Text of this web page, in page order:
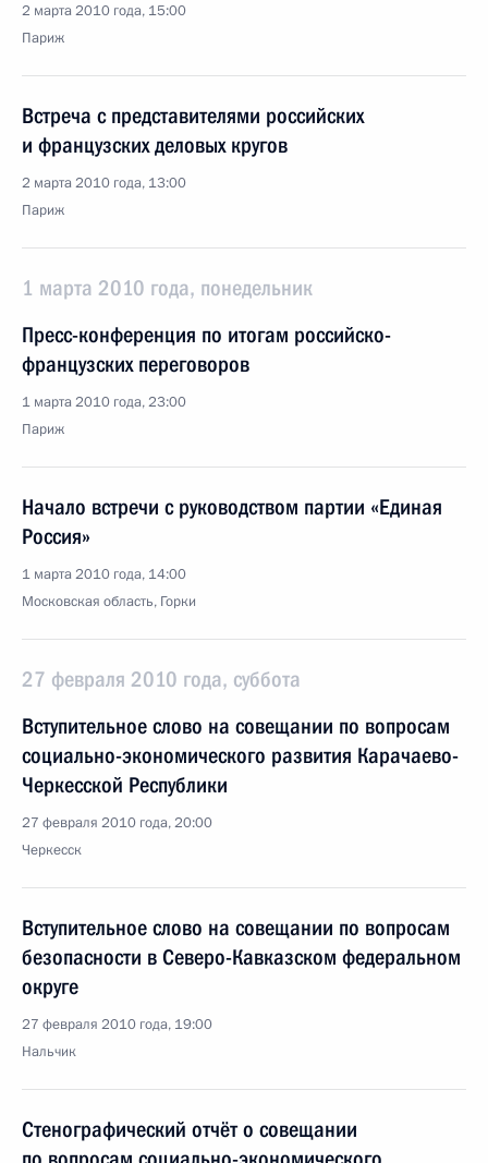
2 марта 2010 года, 15:00
Париж
Встреча с представителями российских
и французских деловых кругов
2 марта 2010 года, 13:00
Париж
1 марта 2010 года, понедельник
Пресс-конференция по итогам российско-
французских переговоров
1 марта 2010 года, 23:00
Париж
Начало встречи с руководством партии «Единая
Россия»
1 марта 2010 года, 14:00
Московская область, Горки
27 февраля 2010 года, суббота
Вступительное слово на совещании по вопросам
социально-экономического развития Карачаево-
Черкесской Республики
27 февраля 2010 года, 20:00
Черкесск
Вступительное слово на совещании по вопросам
безопасности в Северо-Кавказском федеральном
округе
27 февраля 2010 года, 19:00
Нальчик
Стенографический отчёт о совещании